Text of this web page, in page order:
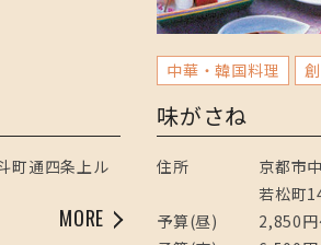
町通四条上ル
MORE
中華・韓国料理
味がさね
住所
京都市
若松町
予算(昼)
2,850